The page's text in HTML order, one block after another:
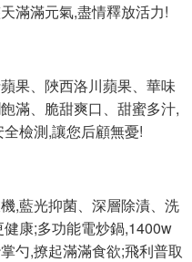
滿滿元氣,盡情釋放活力!
、陜西洛川蘋果、華味
滿、脆甜爽口、甜蜜多汁,
檢測,讓您后顧無憂!
藍光抑菌、深層除漬、洗
康;多功能電炒鍋,1400w
勺,撩起滿滿食欲;飛利普取